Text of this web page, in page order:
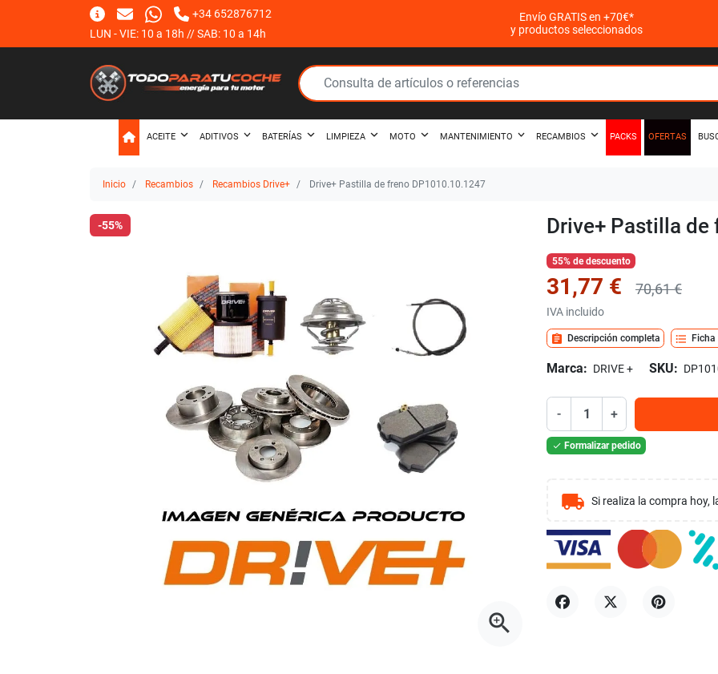
+34 652876712
LUN - VIE: 10 a 18h // SAB: 10 a 14h
Envío GRATIS en +70€*
y productos seleccionados
ACEITE ADITIVOS BATERÍAS LIMPIEZA MOTO MANTENIMIENTO RECAMBIOS PACKS OFERTAS
Inicio Recambios Recambios Drive+ Drive+ Pastilla de freno DP1010.10.1247
-55%
zoom_in
Drive+ Pastilla
55% de descuento
31,77 € 70,61 €
IVA incluido
assignment Descripción completa format_list_bulleted Ficha
Marca: DRIVE + SKU:
- +
 Formalizar pedido
local_shipping Si realiza la compra hoy,